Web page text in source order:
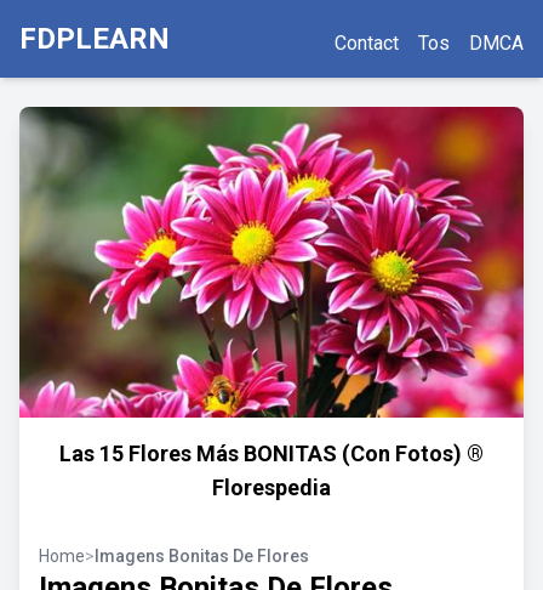
FDPLEARN Contact Tos DMCA
Las 15 Flores Más BONITAS (Con Fotos) ®
Florespedia
Home> Imagens Bonitas De Flores